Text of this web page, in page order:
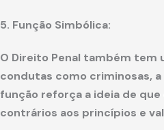
5. Função Simbólica:
O Direito Penal também tem
condutas como criminosas,
função reforça a ideia de
contrários aos princípios e